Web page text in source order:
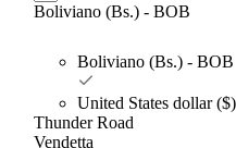
Boliviano (Bs.) - BOB
Boliviano (Bs.) - BOB
United States dollar
Thunder Road
Vendetta